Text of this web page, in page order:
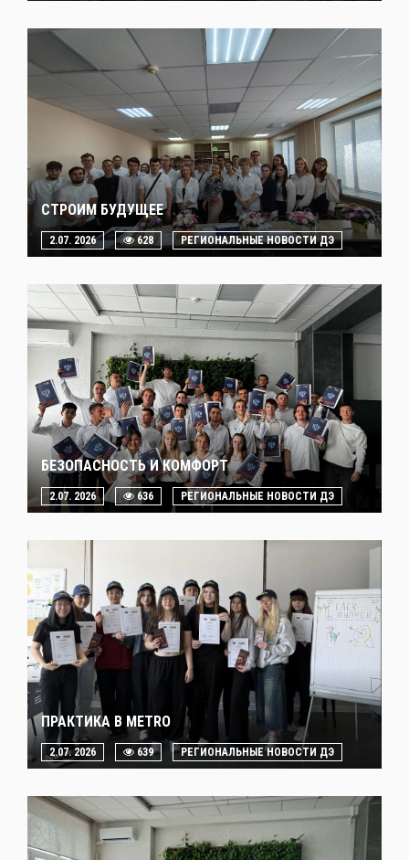
СТРОИМ БУДУЩЕЕ
2.07. 2026 628 РЕГИОНАЛЬНЫЕ НОВОСТИ ДЭ
БЕЗОПАСНОСТЬ И КОМФОРТ
2.07. 2026 636 РЕГИОНАЛЬНЫЕ НОВОСТИ ДЭ
ПРАКТИКА В METRO
2.07. 2026 639 РЕГИОНАЛЬНЫЕ НОВОСТИ ДЭ